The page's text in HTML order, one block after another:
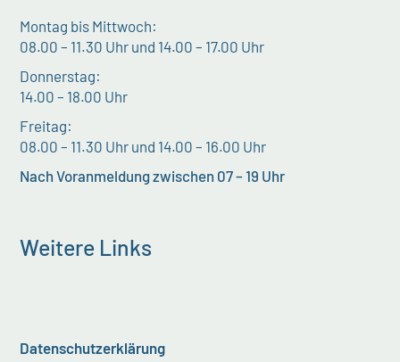
Montag bis Mittwoch:
08.00 – 11.30 Uhr und 14.00 – 17.00 Uhr
Donnerstag:
14.00 – 18.00 Uhr
Freitag:
08.00 – 11.30 Uhr und 14.00 – 16.00 Uhr
Nach Voranmeldung zwischen 07 – 19 Uhr
Weitere Links
Datenschutzerklärung